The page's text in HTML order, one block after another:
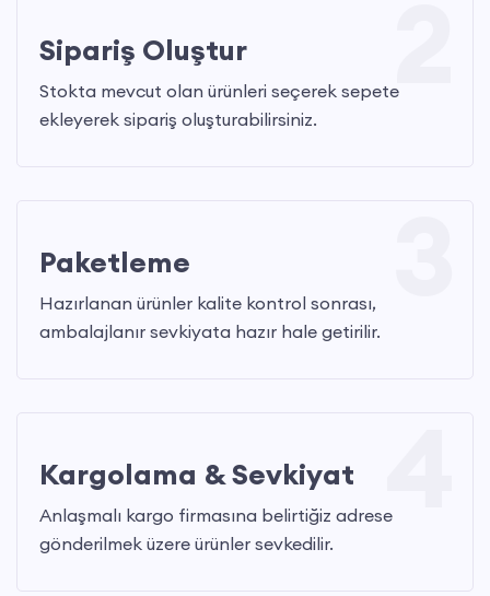
Sipariş Oluştur
Stokta mevcut olan ürünleri seçerek sepete
ekleyerek sipariş oluşturabilirsiniz.
Paketleme
Hazırlanan ürünler kalite kontrol sonrası,
ambalajlanır sevkiyata hazır hale getirilir.
Kargolama & Sevkiyat
Anlaşmalı kargo firmasına belirtiğiz adrese
gönderilmek üzere ürünler sevkedilir.